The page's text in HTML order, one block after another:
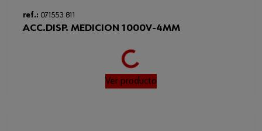
ref.: 071553 811
ACC.DISP. MEDICION 1000V-4MM
Loading...
Ver producto